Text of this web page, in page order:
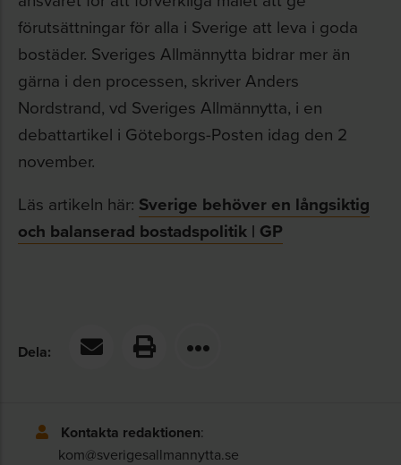
förutsättningar för alla i Sverige att leva i goda
bostäder. Sveriges Allmännytta bidrar mer än
gärna i den processen, skriver Anders
Nordstrand, vd Sveriges Allmännytta, i en
debattartikel i Göteborgs-Posten idag den 2
november.
Läs artikeln här: Sverige behöver en långsiktig
och balanserad bostadspolitik | GP
Dela:
Kontakta redaktionen:
kom@sverigesallmannytta.se